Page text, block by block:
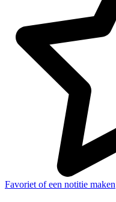
Favoriet of een notitie maken